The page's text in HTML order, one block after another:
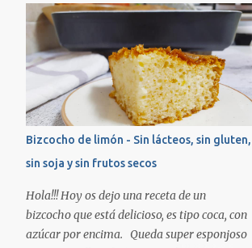
aprox hasta que al pinchar con un palillo
salga limpio. ¿Os guardo un trozo? Besos!!!!
hemos saltado, ya que sus hermanos la
única manera que han llegado a tolerarlo ha
sido horneado (en el caso de Adrián tras una
desensibilicación lo tolera cocinado)
directamente vamos a probar un primer
contacto con éstas magdalenas que llevan
huevo. No quiere decir que vosotros lo
tengáis que hacer así, siempre seguid las
indicaciones de vuestro pediatra/alergólogo.
INGREDIENTES: -2 plátanos grandes bien
maduros -2 huevos grandes (talla L) de
gallinas felices :) *En el caso de no poder
Bizcocho de limón - Sin lácteos, sin gluten,
sin soja y sin frutos secos
Hola!!! Hoy os dejo una receta de un
bizcocho que está delicioso, es tipo coca, con
azúcar por encima. Queda super esponjoso